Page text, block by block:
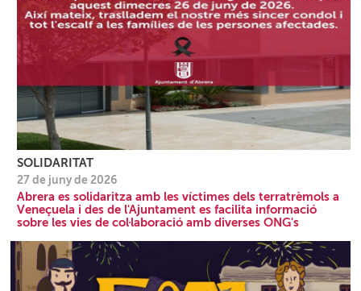
SOLIDARITAT
27 de juny de 2026
Abrera es solidaritza amb les víctimes dels terratrèmols a
Veneçuela i des de l'Ajuntament es facilita informació
sobre les vies de col·laboració amb diverses ONG's